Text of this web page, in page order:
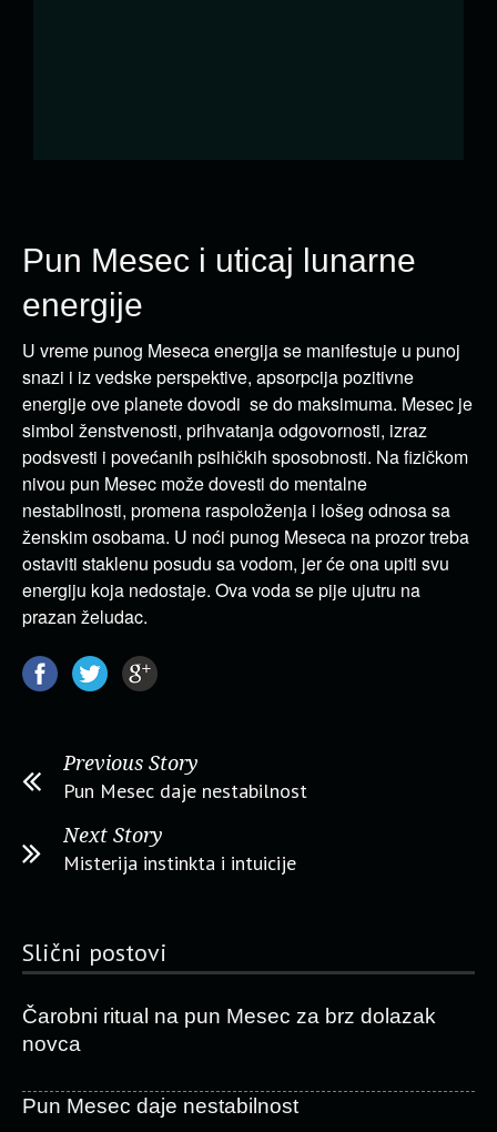
Pun Mesec i uticaj lunarne
energije
U vreme punog Meseca energija se manifestuje u punoj
snazi i iz vedske perspektive, apsorpcija pozitivne
energije ove planete dovodi se do maksimuma. Mesec je
simbol ženstvenosti, prihvatanja odgovornosti, izraz
podsvesti i povećanih psihičkih sposobnosti. Na fizičkom
nivou pun Mesec može dovesti do mentalne
nestabilnosti, promena raspoloženja i lošeg odnosa sa
ženskim osobama. U noći punog Meseca na prozor treba
ostaviti staklenu posudu sa vodom, jer će ona upiti svu
energiju koja nedostaje. Ova voda se pije ujutru na
prazan želudac.
Previous Story
Pun Mesec daje nestabilnost
Next Story
Misterija instinkta i intuicije
Slični postovi
Čarobni ritual na pun Mesec za brz dolazak
novca
Pun Mesec daje nestabilnost